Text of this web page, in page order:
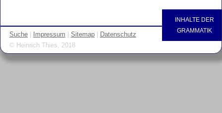
INHALTE DER
GRAMMATIK
Suche| Impressum Sitemap|
Datenschutz
© Heinrich Thies, 2018